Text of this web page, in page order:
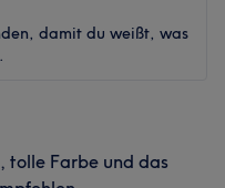
damit du weißt, was
tolle Farbe und das